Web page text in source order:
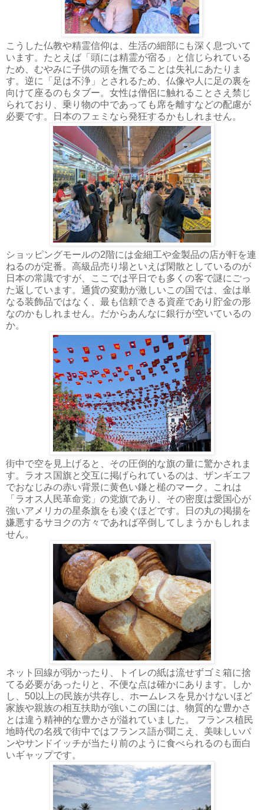
こうした仏教や精霊信仰は、生活の細部にも深く息づいて
います。たとえば「頭には精霊が宿る」と信じられている
ため、むやみに子供の頭を撫でることは失礼にあたりま
す。逆に「足は不浄」とされるため、仏像や人に足の裏を
向けて座るのもタブー。女性は僧侶に触れることさえ禁じ
られており、乗り物の中であっても席を離すなどの配慮が
必要です。日本のフェミなら発狂するかもしれません。
ショッピングモールの2階には金細工や金製品の店が軒を連
ねるのが定番。高級品売り場といえば閑散としているのが
日本の常識ですが、ここでは平日でも多くの客で謎にごっ
た返しています。通貨の変動が激しいこの国では、金は単
なる装飾品ではなく、最も信頼できる資産であり貯金の形
なのかもしれません。だからあんなに銀行が空いているの
か。
街中で空を見上げると、その圧倒的な旗の量に驚かされま
す。ラオス国旗と交互に掲げられているのは、ザンギエフ
でおなじみの赤い背景に黄色い鎌と槌のマーク。これは
「ラオス人民革命党」の党旗であり、その密度は愛国心が
強いアメリカの星条旗をも凌ぐほどです。日の丸の掲揚を
嫌悪するサヨクの方々であれば卒倒してしまうかもしれま
せん。
ネット回線が弱かったり、トイレの紙は流せずゴミ箱に捨
てる必要があったりと、不便な点は確かにあります。しか
し、50以上の民族が共存し、ホームレスを見かけないほど
家族や親族の相互扶助が強いこの国には、物質的な豊かさ
とは違う精神的な豊かさが溢れていました。 フランス植民
地時代の名残で街中ではフランス語が聞こえ、美味しいパ
ンやサンドイッチが当たり前のように食べられるのも面白
いギャップです。